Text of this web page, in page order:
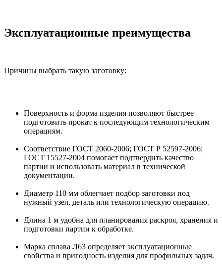
Эксплуатационные преимущества
Причины выбрать такую заготовку:
Поверхность и форма изделия позволяют быстрее
подготовить прокат к последующим технологическим
операциям.
Соответствие ГОСТ 2060-2006; ГОСТ Р 52597-2006;
ГОСТ 15527-2004 помогает подтвердить качество
партии и использовать материал в технической
документации.
Диаметр 110 мм облегчает подбор заготовки под
нужный узел, деталь или технологическую операцию.
Длина 1 м удобна для планирования раскроя, хранения и
подготовки партии к обработке.
Марка сплава Л63 определяет эксплуатационные
свойства и пригодность изделия для профильных задач.